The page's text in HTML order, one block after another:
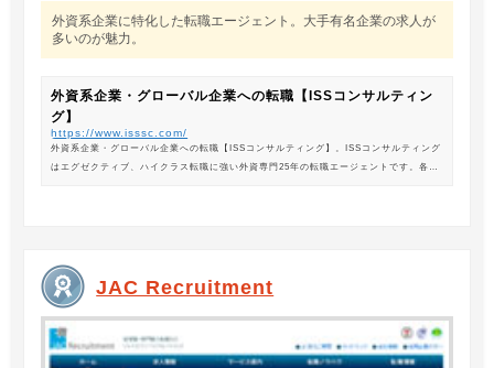
外資系企業に特化した転職エージェント。大手有名企業の求人が
多いのが魅力。
外資系企業・グローバル企業への転職【ISSコンサルティン
グ】
https://www.isssc.com/
外資系企業・グローバル企業への転職【ISSコンサルティング】。ISSコンサルティング
はエグゼクティブ、ハイクラス転職に強い外資専門25年の転職エージェントです。各業
JAC Recruitment